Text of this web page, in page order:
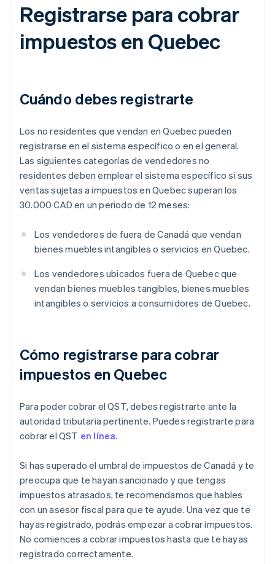
Registrarse para cobrar
impuestos en Quebec
Cuándo debes registrarte
Los no residentes que vendan en Quebec pueden
registrarse en el sistema específico o en el general.
Las siguientes categorías de vendedores no
residentes deben emplear el sistema específico si sus
ventas sujetas a impuestos en Quebec superan los
30.000 CAD en un periodo de 12 meses:
Los vendedores de fuera de Canadá que vendan
bienes muebles intangibles o servicios en Quebec.
Los vendedores ubicados fuera de Quebec que
vendan bienes muebles tangibles, bienes muebles
intangibles o servicios a consumidores de Quebec.
Cómo registrarse para cobrar
impuestos en Quebec
Para poder cobrar el QST, debes registrarte ante la
autoridad tributaria pertinente. Puedes registrarte para
cobrar el QST en línea.
Si has superado el umbral de impuestos de Canadá y te
preocupa que te hayan sancionado y que tengas
impuestos atrasados, te recomendamos que hables
con un asesor fiscal para que te ayude. Una vez que te
hayas registrado, podrás empezar a cobrar impuestos.
No comiences a cobrar impuestos hasta que te hayas
registrado correctamente.